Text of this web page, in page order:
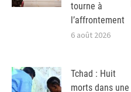
tourne à
l’affrontement
6 août 2026
Tchad : Huit
morts dans une